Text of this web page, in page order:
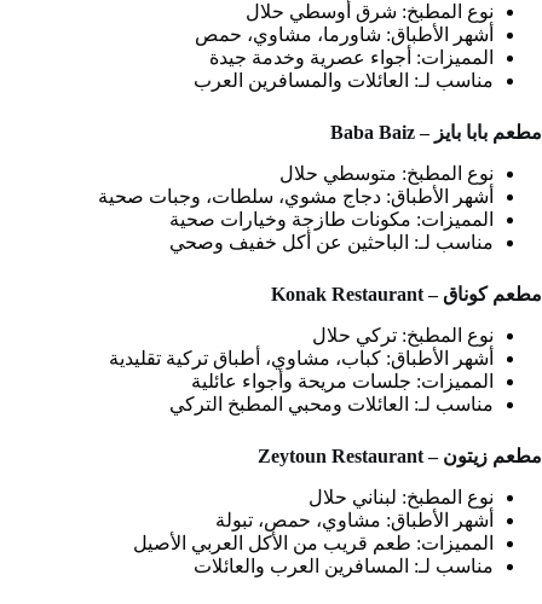
نوع المطبخ: شرق أوسطي حلال
أشهر الأطباق: شاورما، مشاوي، حمص
المميزات: أجواء عصرية وخدمة جيدة
مناسب لـ: العائلات والمسافرين العرب
مطعم بابا بايز – Baba Baiz
نوع المطبخ: متوسطي حلال
أشهر الأطباق: دجاج مشوي، سلطات، وجبات صحية
المميزات: مكونات طازجة وخيارات صحية
مناسب لـ: الباحثين عن أكل خفيف وصحي
مطعم كوناق – Konak Restaurant
نوع المطبخ: تركي حلال
أشهر الأطباق: كباب، مشاوي، أطباق تركية تقليدية
المميزات: جلسات مريحة وأجواء عائلية
مناسب لـ: العائلات ومحبي المطبخ التركي
مطعم زيتون – Zeytoun Restaurant
نوع المطبخ: لبناني حلال
أشهر الأطباق: مشاوي، حمص، تبولة
المميزات: طعم قريب من الأكل العربي الأصيل
مناسب لـ: المسافرين العرب والعائلات